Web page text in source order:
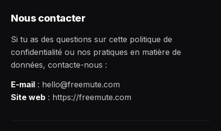
Nous contacter
Si tu as des questions sur cette politique de
confidentialité ou nos pratiques en matière de
données, contacte-nous :
E-mail : hello@freemute.com
Site web : https://freemute.com